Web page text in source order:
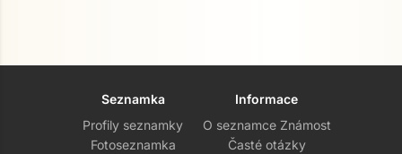
Seznamka
Profily seznamky
Fotoseznamka
Informace
O seznamce Známost
Časté otázky